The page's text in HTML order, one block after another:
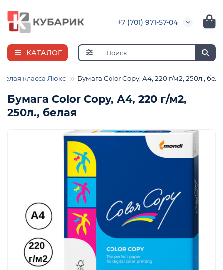
+7 (701) 971-57-04
КАТАЛОГ
класса Люкс Бумага Color Copy, А4, 220 г/м2, 250л.,
Бумага Color Copy, А4, 220 г/м2,
250л., белая